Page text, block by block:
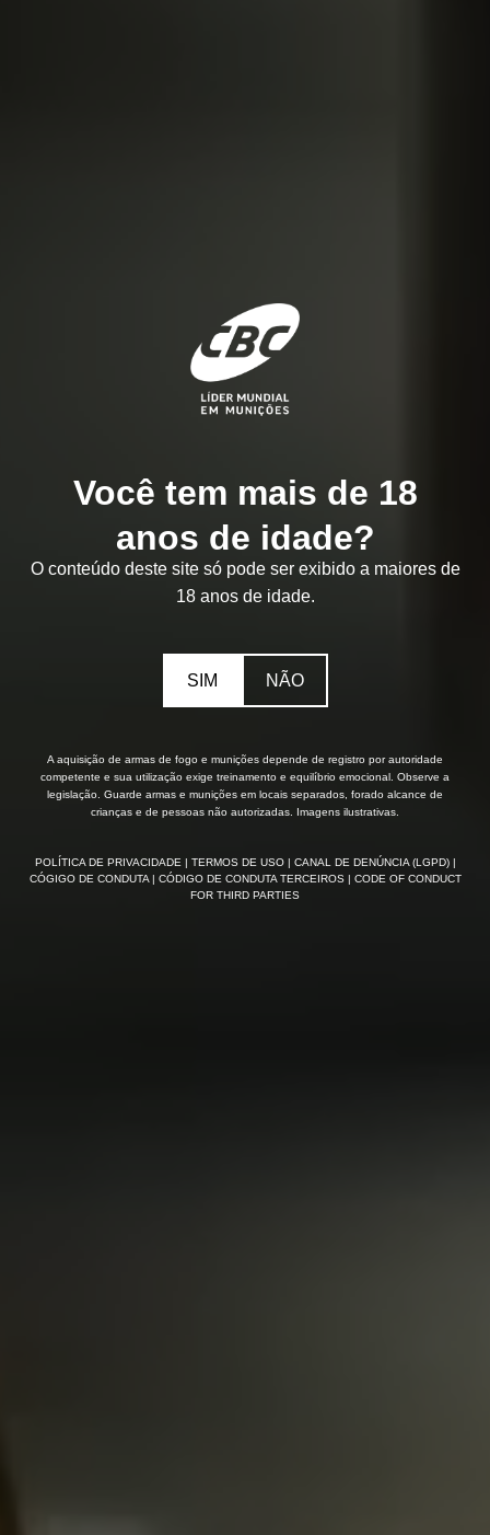
Você tem mais de 18
anos de idade?
O conteúdo deste site só pode ser exibido a maiores de
18 anos de idade.
SIM NÃO
A aquisição de armas de fogo e munições depende de registro por autoridade
competente e sua utilização exige treinamento e equilíbrio emocional. Observe a
legislação. Guarde armas e munições em locais separados, forado alcance de
crianças e de pessoas não autorizadas. Imagens ilustrativas.
POLÍTICA DE PRIVACIDADE | TERMOS DE USO | CANAL DE DENÚNCIA (LGPD) |
CÓGIGO DE CONDUTA | CÓDIGO DE CONDUTA TERCEIROS | CODE OF CONDUCT
FOR THIRD PARTIES